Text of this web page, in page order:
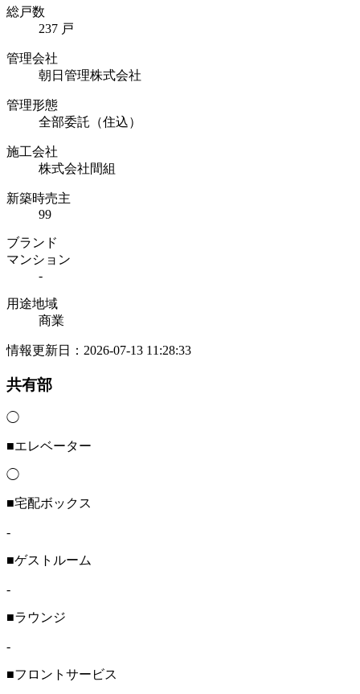
総戸数
237 戸
管理会社
朝日管理株式会社
管理形態
全部委託（住込）
施工会社
株式会社間組
新築時売主
99
ブランド
マンション
-
用途地域
商業
情報更新日：2026-07-13 11:28:33
共有部
◯
■エレベーター
◯
■宅配ボックス
-
■ゲストルーム
-
■ラウンジ
-
■フロントサービス